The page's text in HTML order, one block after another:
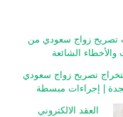
طلب تصريح زواج سعودي من
الشائعة
تصريح زواج سعودي
| إجراءات مبسطة
العقد الالكتروني